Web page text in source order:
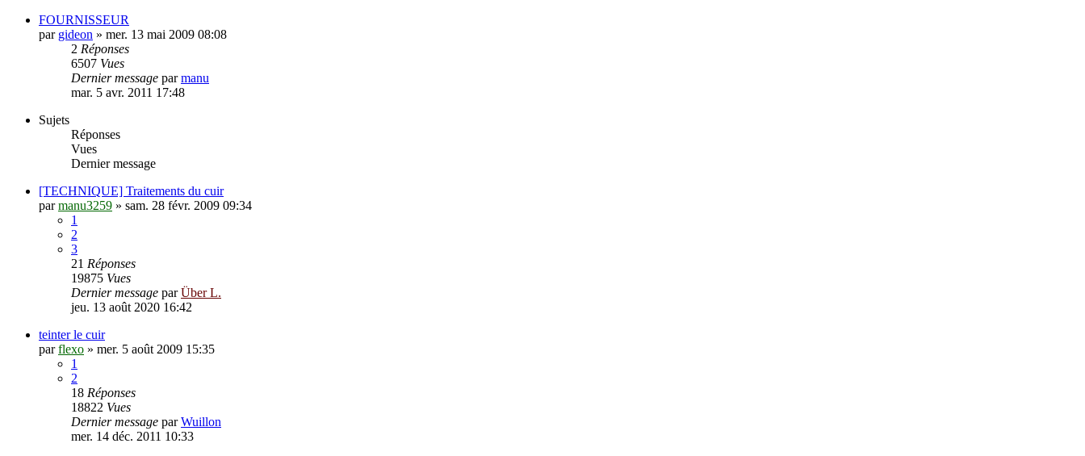
FOURNISSEUR
par gideon » mer. 13 mai 2009 08:08
2 Réponses
6507 Vues
Dernier message parmanu
mar. 5 avr. 2011 17:48
Sujets
Réponses
Vues
Dernier message
[TECHNIQUE] Traitements du cuir
parmanu3259 » sam. 28 févr. 2009 09:34
1
2
3
21 Réponses
19875 Vues
Dernier message parÜber L.
jeu. 13 août 2020 16:42
teinter le cuir
parflexo » mer. 5 août 2009 15:35
1
2
18 Réponses
18822 Vues
Dernier message parWuillon
mer. 14 déc. 2011 10:33